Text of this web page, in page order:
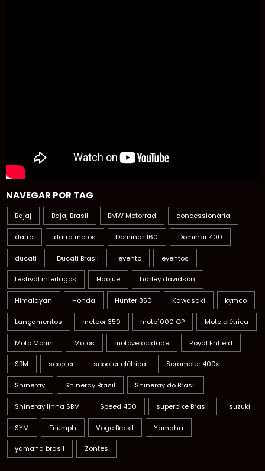
NAVEGAR POR TAG
Bajaj Bajaj Brasil BMW Motorrad concessionária
dafra dafra motos Dominar 160 Dominar 400
ducati Ducati Brasil evento eventos
festival interlagos Haojue harley davidson
Himalayan Honda Hunter 350 Kawasaki kymco
Lançamentos meteor 350 moto1000 GP Moto elétrica
Moto Morini Motos motovelocidade Royal Enfield
SBM scooter scooter elétrica Scrambler 400x
Shineray Shineray Brasil Shineray do Brasil
Shineray linha SBM Speed 400 superbike Brasil suzuki
SYM Triumph Voge Brasil Yamaha
yamaha brasil Zontes